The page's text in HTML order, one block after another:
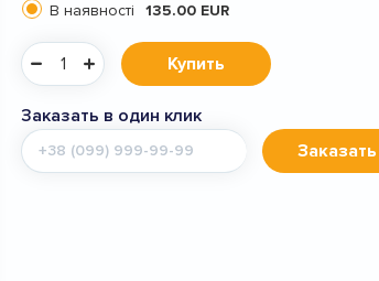
В наявності
135.00 EUR
Купить
Заказать в один клик
Мобильный
телефон
Заказать